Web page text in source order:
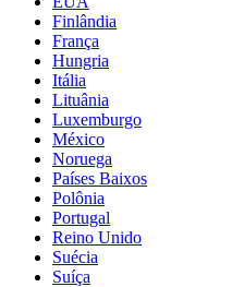
Finlândia
França
Hungria
Itália
Lituânia
Luxemburgo
México
Noruega
Países Baixos
Polônia
Portugal
Reino Unido
Suécia
Suíça